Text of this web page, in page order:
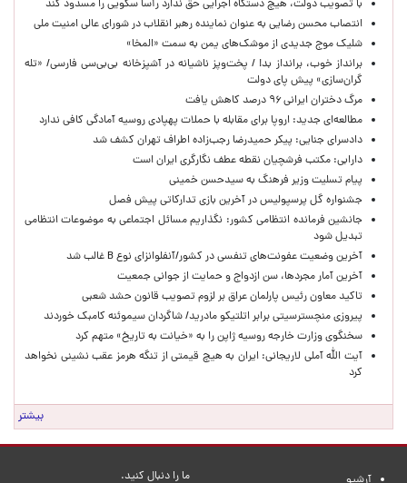
با تصویب دولت، هیچ دستگاه اجرایی حق ندارد رأساً سکویی را مسدود کند
انتصاب محسن رضایی به عنوان نماینده رهبر انقلاب در شورای عالی امنیت ملی
شلیک موج جدیدی از موشک‌های یمن به سمت «المخا»
برانداز خوب، برانداز بد! / پخت‌وپز ناشیانه در آشپزخانه‌ بی‌بی‌سی فارسی/ «تله
گران‌سازی» پیش پای دولت
مرگ دختران ایرانی ۹۶ درصد کاهش یافت
مطالعه‌ای جدید: اروپا برای مقابله با حملات پهپادی روسیه آمادگی کافی ندارد
دادسرای جنایی: پیکر حمیدرضا رجب‌زاده اطراف تهران کشف شد
دارابی: مکتب فرشچیان نقطه عطف نگارگری ایران است
پیام تسلیت وزیر فرهنگ به سیدحسن خمینی
جشنواره گل پرسپولیس در آخرین بازی تدارکاتی پیش فصل
جانشین فرمانده انتظامی کشور: نگذاریم مسائل اجتماعی به موضوعات انتظامی
تبدیل شود
آخرین وضعیت عفونت‌های تنفسی در کشور/آنفلوانزای نوع B غالب شد
آخرین آمار مجردها، سن ازدواج و حمایت از جوانی جمعیت
تاکید معاون رئیس پارلمان عراق بر لزوم تصویب قانون حشد شعبی
پیروزی منچسترسیتی برابر اتلتیکو مادرید/ شاگردان سیموئنه کامبک خوردند
سخنگوی وزارت خارجه روسیه ژاپن را به «خیانت به تاریخ» متهم کرد
آیت الله آملی لاریجانی: ایران به هیچ قیمتی از تنگه هرمز عقب نشینی نخواهد
کرد
بیشتر
ما را دنبال کنید.